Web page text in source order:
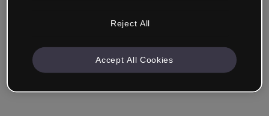
Azienda e Professionisti
un altro settore.
Reject All
Accept All Cookies